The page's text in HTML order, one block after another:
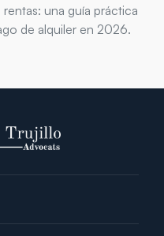
una guía práctica
de alquiler en 2026.